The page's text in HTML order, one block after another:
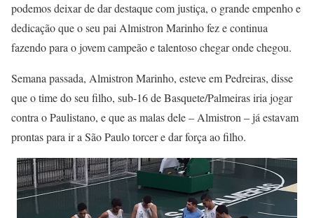
podemos deixar de dar destaque com justiça, o grande empenho e
dedicação que o seu pai Almistron Marinho fez e continua
fazendo para o jovem campeão e talentoso chegar onde chegou.
Semana passada, Almistron Marinho, esteve em Pedreiras, disse
que o time do seu filho, sub-16 de Basquete/Palmeiras iria jogar
contra o Paulistano, e que as malas dele – Almistron – já estavam
prontas para ir a São Paulo torcer e dar força ao filho.